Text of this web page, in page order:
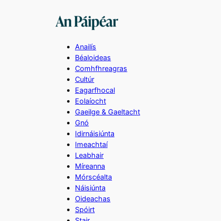
Anailís
Béaloideas
Comhfhreagras
Cultúr
Eagarfhocal
Eolaíocht
Gaeilge & Gaeltacht
Gnó
Idirnáisiúnta
Imeachtaí
Leabhair
Míreanna
Mórscéalta
Náisiúnta
Oideachas
Spóirt